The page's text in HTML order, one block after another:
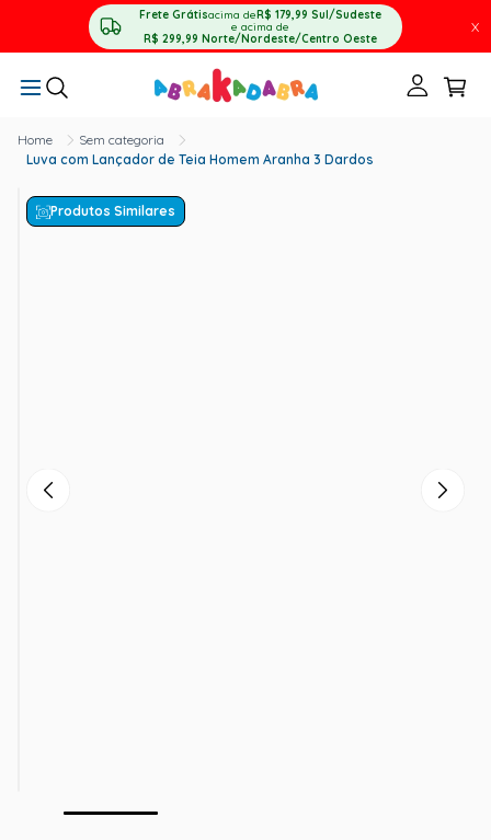
Frete Grátisacima deR$ 179,99 Sul/Sudeste
e acima de
R$ 299,99 Norte/Nordeste/Centro Oeste
X
Sem categoria
Luva com Lançador de Teia Homem Aranha 3 Dardos
Produtos Similares